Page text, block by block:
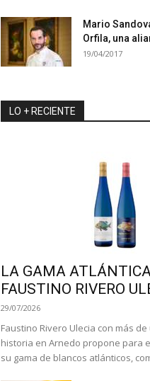
Mario
Orfila, una
19/04/2017
LO + RECIENTE
LA GAMA
FAUSTINO RIVERO
29/07/2026
Faustino Rivero Ulecia con más
historia en Arnedo propone para
su gama de blancos atlánticos,